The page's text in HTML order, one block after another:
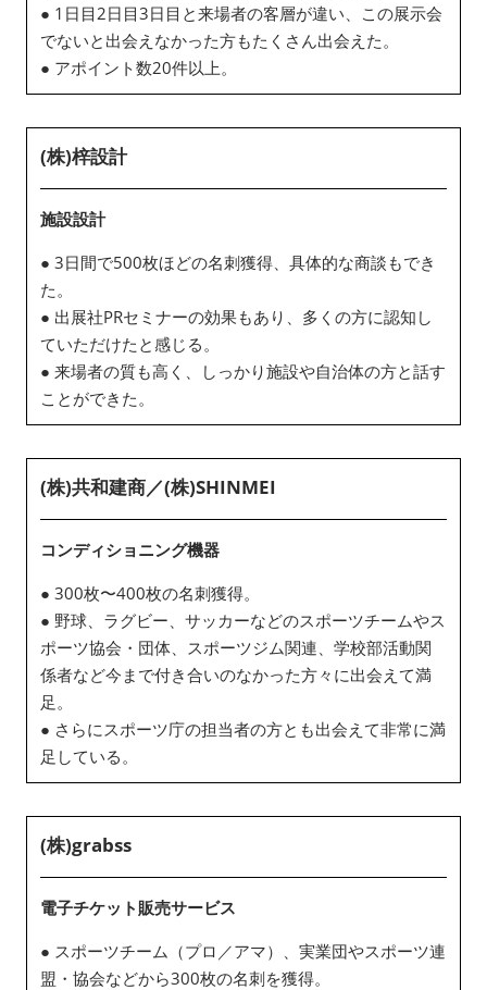
● 1日目2日目3日目と来場者の客層が違い、この展示会
でないと出会えなかった方もたくさん出会えた。
● アポイント数20件以上。
(株)梓設計
施設設計
● 3日間で500枚ほどの名刺獲得、具体的な商談もでき
た。
● 出展社PRセミナーの効果もあり、多くの方に認知し
ていただけたと感じる。
● 来場者の質も高く、しっかり施設や自治体の方と話す
ことができた。
(株)共和建商／(株)SHINMEI
コンディショニング機器
● 300枚〜400枚の名刺獲得。
● 野球、ラグビー、サッカーなどのスポーツチームやス
ポーツ協会・団体、スポーツジム関連、学校部活動関
係者など今まで付き合いのなかった方々に出会えて満
足。
● さらにスポーツ庁の担当者の方とも出会えて非常に満
足している。
(株)grabss
電子チケット販売サービス
● スポーツチーム（プロ／アマ）、実業団やスポーツ連
盟・協会などから300枚の名刺を獲得。